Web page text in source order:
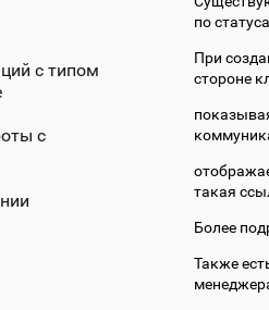
с типом
с
по
При
стороне
такая
Более
Также